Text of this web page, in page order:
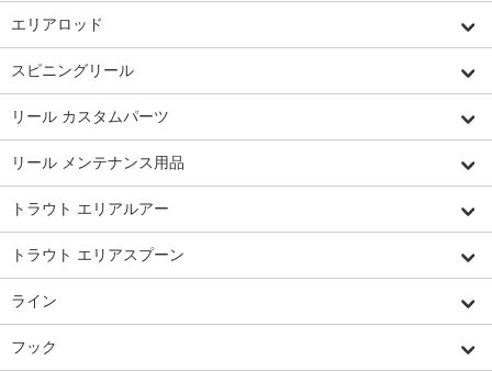
エリアロッド
スピニングリール
リール カスタムパーツ
リール メンテナンス用品
トラウト エリアルアー
トラウト エリアスプーン
ライン
フック